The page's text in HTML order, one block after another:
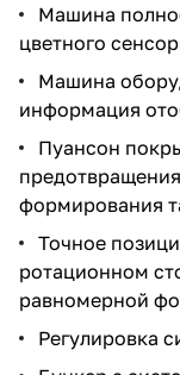
Машина
цветного
Машина
информация
Пуансон
формирования
Точное
ротационном
равномерной
Регулировка